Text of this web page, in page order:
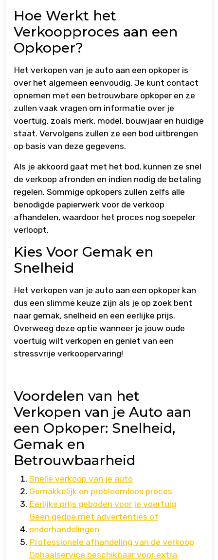
Hoe Werkt het
Verkoopproces aan een
Opkoper?
Het verkopen van je auto aan een opkoper is
over het algemeen eenvoudig. Je kunt contact
opnemen met een betrouwbare opkoper en ze
zullen vaak vragen om informatie over je
voertuig, zoals merk, model, bouwjaar en huidige
staat. Vervolgens zullen ze een bod uitbrengen
op basis van deze gegevens.
Als je akkoord gaat met het bod, kunnen ze snel
de verkoop afronden en indien nodig de betaling
regelen. Sommige opkopers zullen zelfs alle
benodigde papierwerk voor de verkoop
afhandelen, waardoor het proces nog soepeler
verloopt.
Kies Voor Gemak en
Snelheid
Het verkopen van je auto aan een opkoper kan
dus een slimme keuze zijn als je op zoek bent
naar gemak, snelheid en een eerlijke prijs.
Overweeg deze optie wanneer je jouw oude
voertuig wilt verkopen en geniet van een
stressvrije verkoopervaring!
Voordelen van het
Verkopen van je Auto aan
een Opkoper: Snelheid,
Gemak en
Betrouwbaarheid
Snelle verkoop van je auto
Gemakkelijk en probleemloos proces
Eerlijke prijs geboden voor je voertuig
Geen gedoe met advertenties of
onderhandelingen
Professionele afhandeling van de verkoop
Ophaalservice beschikbaar voor extra